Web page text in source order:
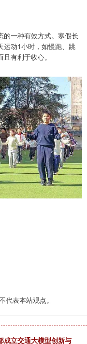
的一种有效方式。寒假长
运动1小时，如慢跑、跳
有利于收心。
代表本站观点。
成立交通大模型创新与